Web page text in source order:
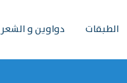
الطبقات دواوين و الشعر